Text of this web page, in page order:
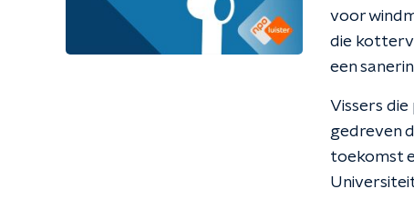
voor
die
een
Vissers die
gedreven
toekomst